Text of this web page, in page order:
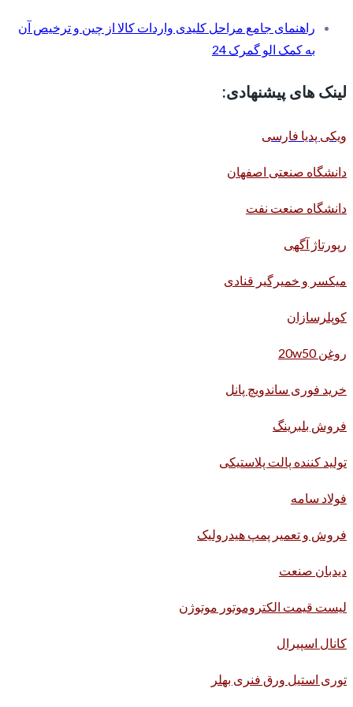
راهنمای جامع مراحل کلیدی واردات کالا از چین و ترخیص آن
به کمک الو گمرک 24
لینک های پیشنهادی:
ویکی پدیا فارسی
دانشگاه صنعتی اصفهان
دانشگاه صنعت نفت
رپورتاژ آگهی
میکسر و خمیرگیر قنادی
کوپلرسازان
روغن 20w50
خرید فوری ساندویچ پانل
فروش بلبرینگ
تولید کننده پالت پلاستیکی
فولاد سامه
فروش و تعمیر پمپ هیدرولیک
دیدبان صنعت
لیست قیمت الکتروموتور موتوژن
کانال اسپیرال
توری استیل ورق فنری بهلر